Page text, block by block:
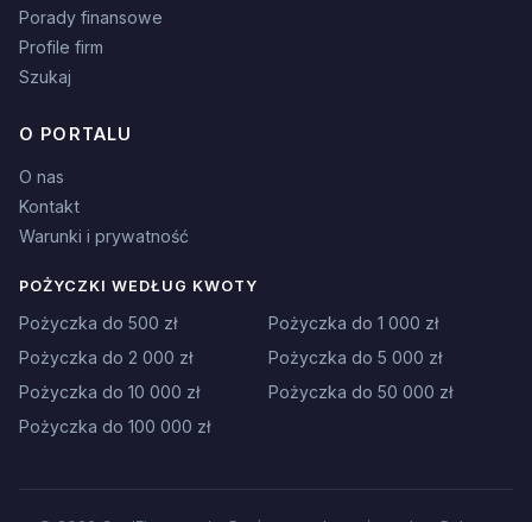
Porady finansowe
Profile firm
Szukaj
O PORTALU
O nas
Kontakt
Warunki i prywatność
POŻYCZKI WEDŁUG KWOTY
Pożyczka do 500 zł
Pożyczka do 1 000 zł
Pożyczka do 2 000 zł
Pożyczka do 5 000 zł
Pożyczka do 10 000 zł
Pożyczka do 50 000 zł
Pożyczka do 100 000 zł